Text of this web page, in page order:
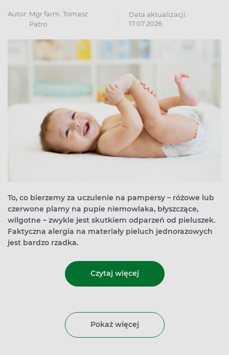
Autor: Mgr farm. Tomasz
Patro
Data aktualizacji:
17.07.2026
To, co bierzemy za uczulenie na pampersy – różowe lub
czerwone plamy na pupie niemowlaka, błyszczące,
wilgotne – zwykle jest skutkiem odparzeń od pieluszek.
Faktyczna alergia na materiały pieluch jednorazowych
jest bardzo rzadka.
Czytaj więcej
Pokaż więcej